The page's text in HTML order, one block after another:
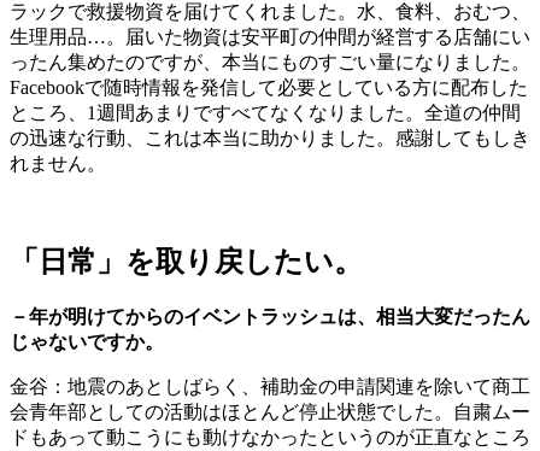
ラックで救援物資を届けてくれました。水、食料、おむつ、
生理用品…。届いた物資は安平町の仲間が経営する店舗にい
ったん集めたのですが、本当にものすごい量になりました。
Facebookで随時情報を発信して必要としている方に配布した
ところ、1週間あまりですべてなくなりました。全道の仲間
の迅速な行動、これは本当に助かりました。感謝してもしき
れません。
「日常」を取り戻したい。
－年が明けてからのイベントラッシュは、相当大変だったん
じゃないですか。
金谷：地震のあとしばらく、補助金の申請関連を除いて商工
会青年部としての活動はほとんど停止状態でした。自粛ムー
ドもあって動こうにも動けなかったというのが正直なところ